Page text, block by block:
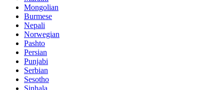
Mongolian
Burmese
Nepali
Norwegian
Pashto
Persian
Punjabi
Serbian
Sesotho
Sinhala